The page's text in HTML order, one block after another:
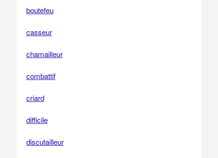
boutefeu
casseur
chamailleur
combattif
criard
difficile
discutailleur